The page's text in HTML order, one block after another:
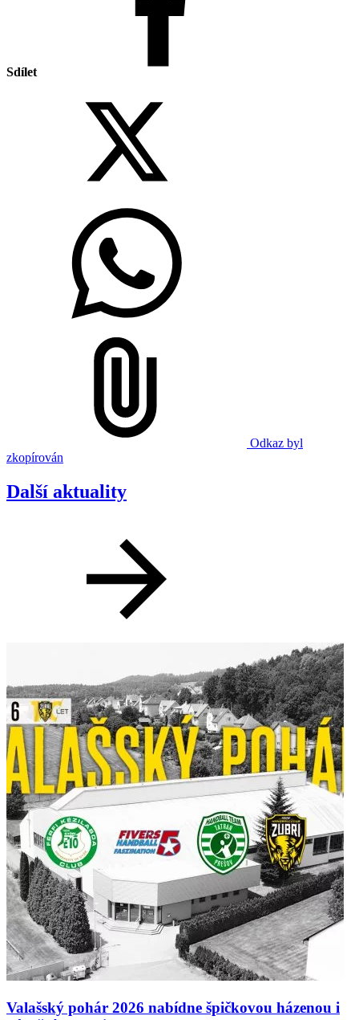
Sdílet
Odkaz byl
zkopírován
Další aktuality
Valašský pohár 2026 nabídne špičkovou házenou i